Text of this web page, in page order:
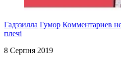
Гадззилла Гумор Комментариев
плечі
8 Серпня 2019